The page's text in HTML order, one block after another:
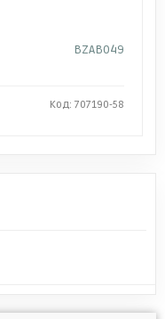
BZAB049
Код: 707190-58